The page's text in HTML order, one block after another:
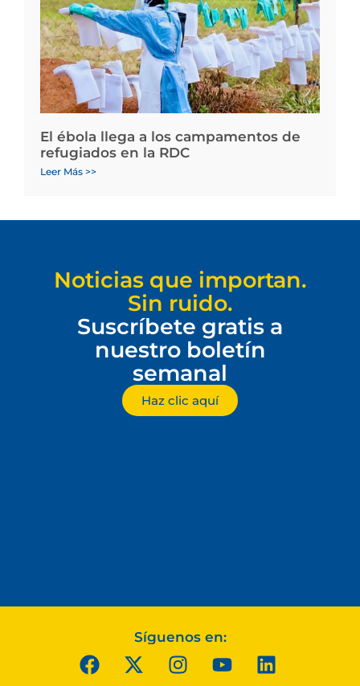
El ébola llega a los campamentos de
refugiados en la RDC
Leer Más >>
Noticias que importan.
Sin ruido.
Suscríbete gratis a
nuestro boletín
semanal
Haz clic aquí
Síguenos en: